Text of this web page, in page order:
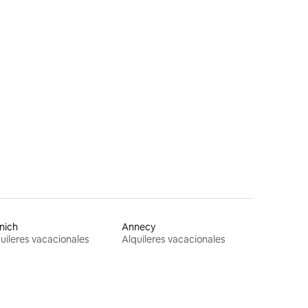
vacacionales
Annecy
Alquileres vacacionales